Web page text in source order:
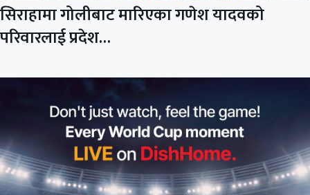
सिराहामा गोलीबाट मारिएका गणेश यादवको
परिवारलाई प्रदेश…